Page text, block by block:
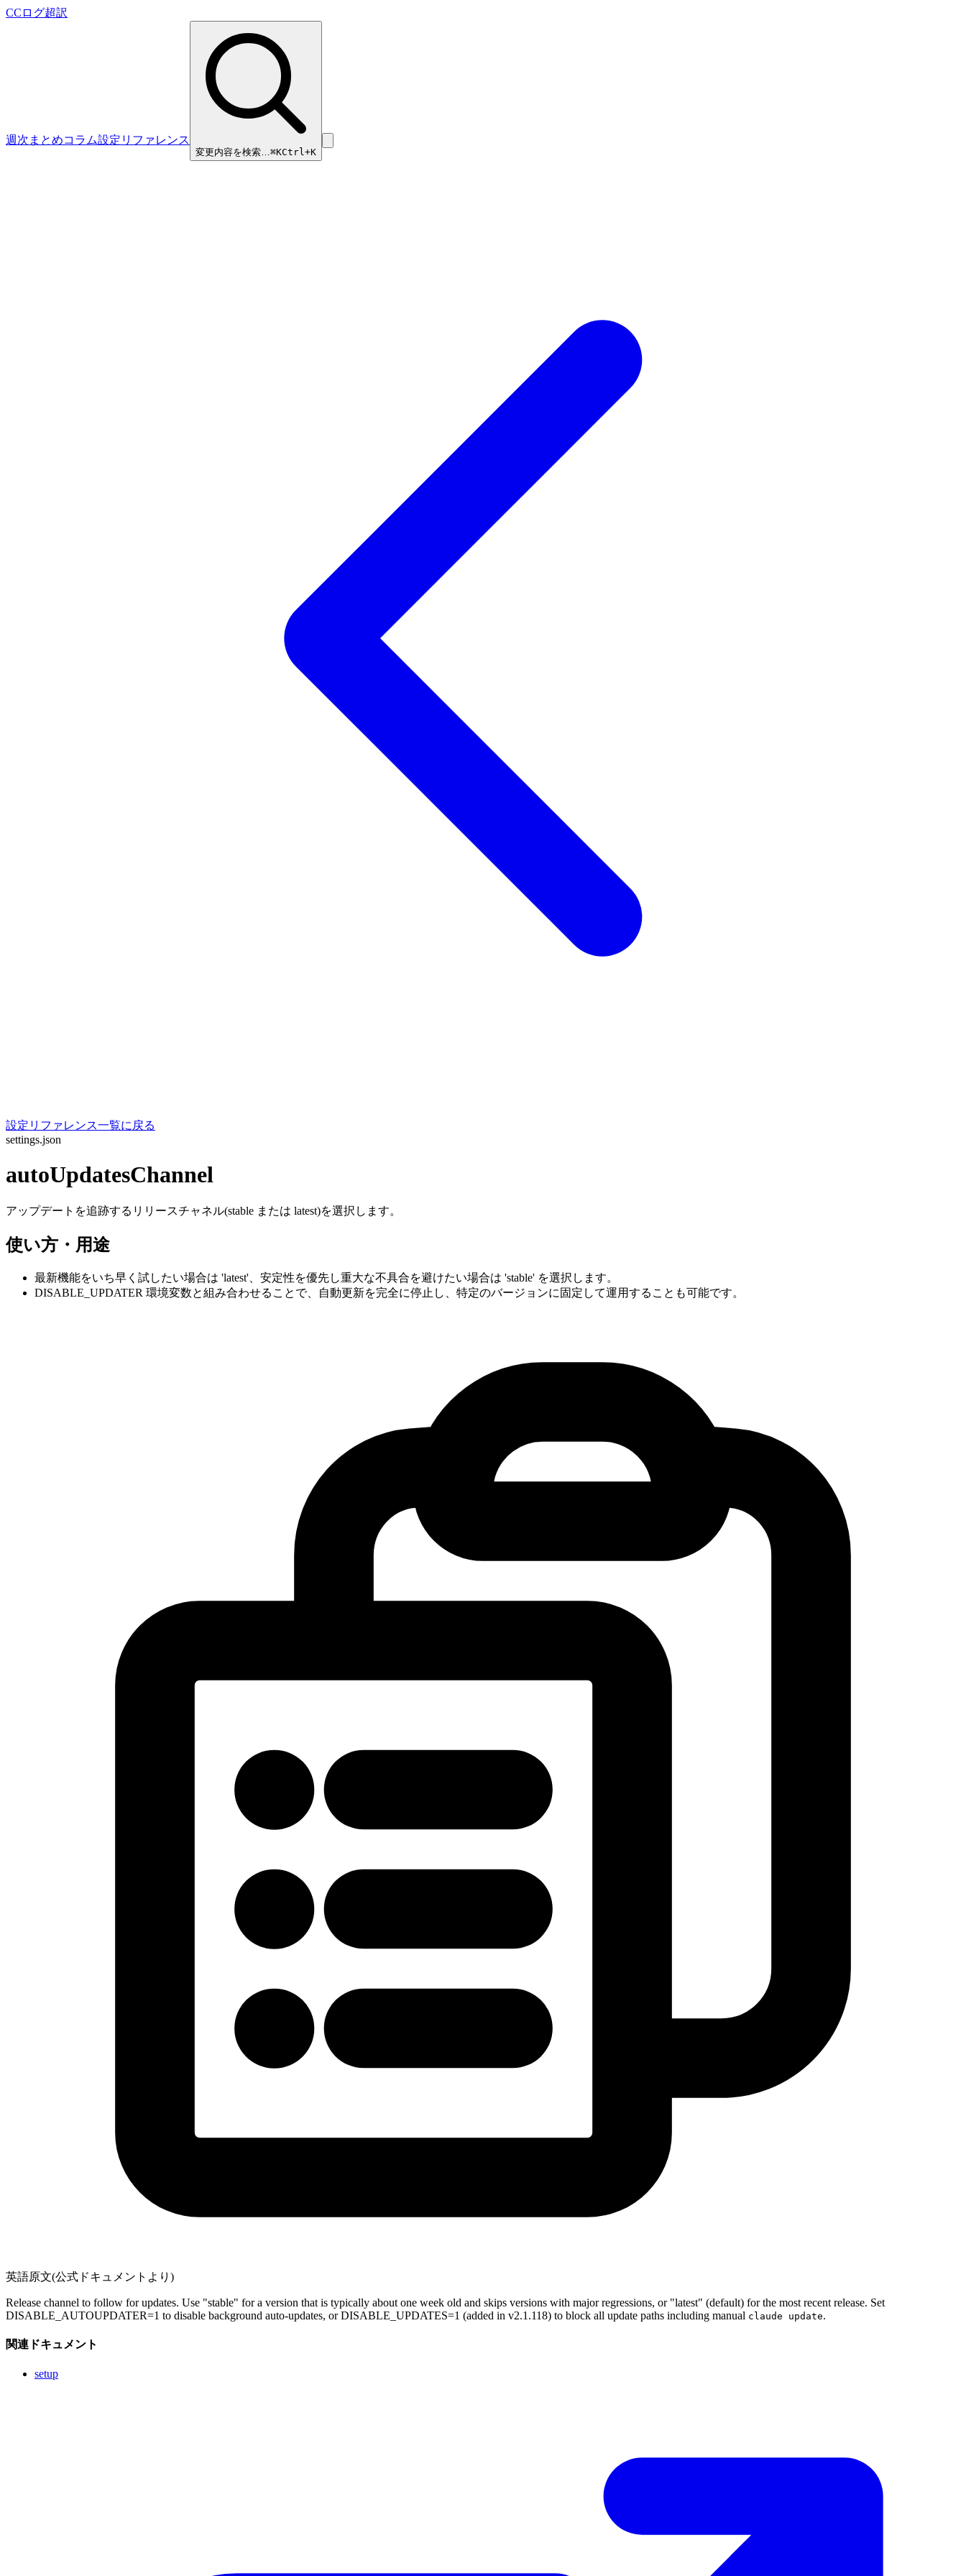
CCログ超訳
週次まとめコラム設定リファレンス
変更内容を検索…⌘KCtrl+K
設定リファレンス一覧に戻る
settings.json
autoUpdatesChannel
アップデートを追跡するリリースチャネル(stable または latest)を選択します。
使い方・用途
最新機能をいち早く試したい場合は 'latest'、安定性を優先し重大な不具合を避けたい場合は 'stable' を選択します。
DISABLE_UPDATER 環境変数と組み合わせることで、自動更新を完全に停止し、特定のバージョンに固定して運用することも可能です。
英語原文(公式ドキュメントより)
Release channel to follow for updates. Use "stable" for a version that is typically about one week old and skips versions with major regressions, or "latest" (default) for the most recent release. Set
DISABLE_AUTOUPDATER=1 to disable background auto-updates, or DISABLE_UPDATES=1 (added in v2.1.118) to block all update paths including manual claude update.
関連ドキュメント
setup